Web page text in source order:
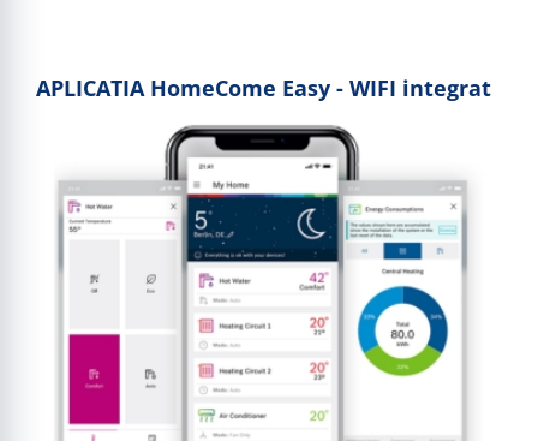
APLICATIA HomeCome Easy - WIFI integrat